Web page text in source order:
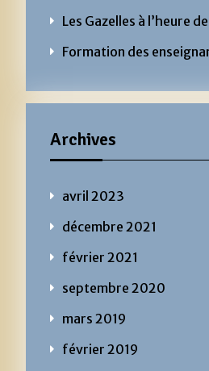
Les Gazelles à l’heure de
Formation des
Archives
avril 2023
décembre 2021
février 2021
septembre 2020
mars 2019
février 2019